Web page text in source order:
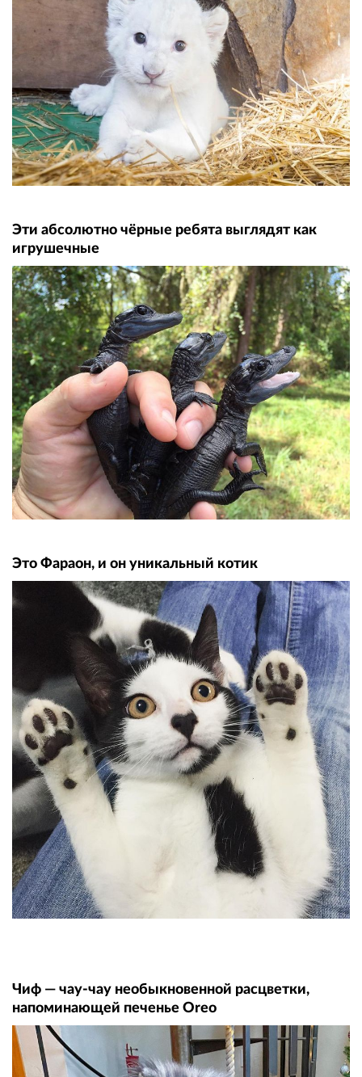
Эти абсолютно чёрные ребята выглядят как
игрушечные
Это Фараон, и он уникальный котик
Чиф — чау-чау необыкновенной расцветки,
напоминающей печенье Oreo